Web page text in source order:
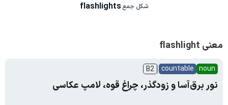
شکل جمع:flashlights
معنی flashlight
noun
countable
B2
نور برق‌آسا و زود‌گذر، چراغ قوه، لامپ عکاسی